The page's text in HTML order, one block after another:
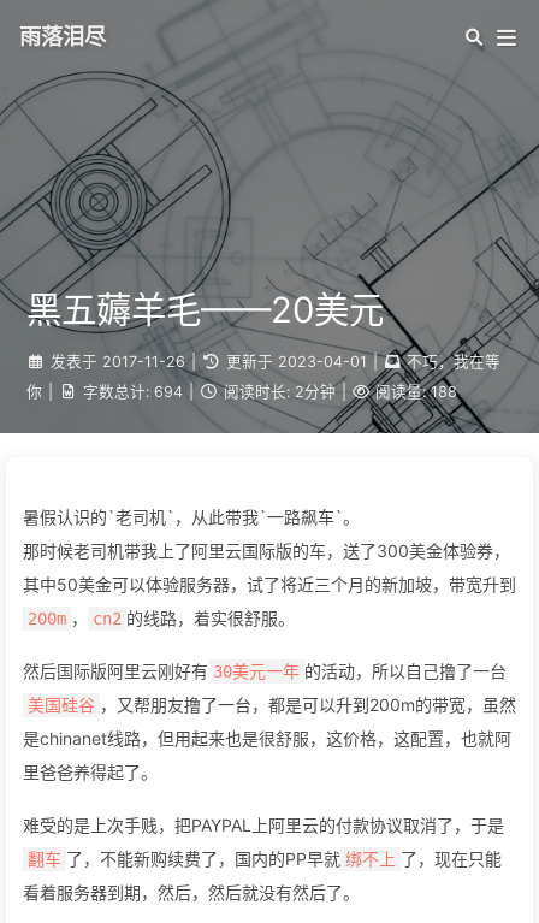
雨落泪尽
黑五薅羊毛——20美元
发表于 2017-11-26 更新于 2023-04-01 |
不巧，我在等
你
字数总计: 694 阅读时长: 2分钟 阅读量: 188
暑假认识的`老司机`，从此带我`一路飙车`。
那时候老司机带我上了阿里云国际版的车，送了300美金体验券，
其中50美金可以体验服务器，试了将近三个月的新加坡，带宽升到
200m ， cn2 的线路，着实很舒服。
然后国际版阿里云刚好有 30美元一年 的活动，所以自己撸了一台
美国硅谷 ，又帮朋友撸了一台，都是可以升到200m的带宽，虽然
是chinanet线路，但用起来也是很舒服，这价格，这配置，也就阿
里爸爸养得起了。
难受的是上次手贱，把PAYPAL上阿里云的付款协议取消了，于是
翻车 了，不能新购续费了，国内的PP早就 绑不上 了，现在只能
看着服务器到期，然后，然后就没有然后了。